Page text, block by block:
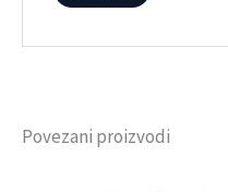
Povezani proizvodi